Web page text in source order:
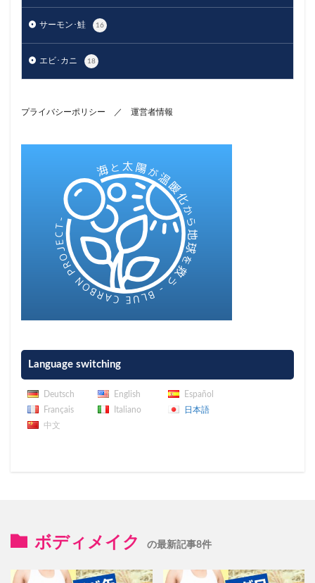
サーモン･鮭 16
エビ･カニ 18
プライバシーポリシー ／ 運営者情報
Language switching
Deutsch English
Español
Français
Italiano
日本語
中文
ボディメイク の最新記事8件